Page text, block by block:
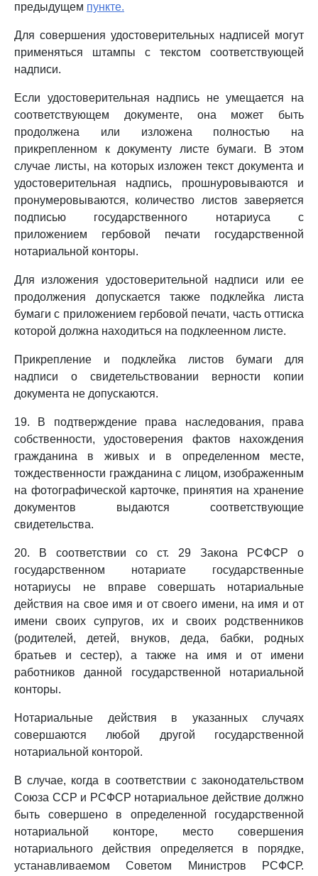
предыдущем пункте.
Для совершения удостоверительных надписей могут
применяться штампы с текстом соответствующей
надписи.
Если удостоверительная надпись не умещается на
соответствующем документе, она может быть
продолжена или изложена полностью на
прикрепленном к документу листе бумаги. В этом
случае листы, на которых изложен текст документа и
удостоверительная надпись, прошнуровываются и
пронумеровываются, количество листов заверяется
подписью государственного нотариуса с
приложением гербовой печати государственной
нотариальной конторы.
Для изложения удостоверительной надписи или ее
продолжения допускается также подклейка листа
бумаги с приложением гербовой печати, часть оттиска
которой должна находиться на подклеенном листе.
Прикрепление и подклейка листов бумаги для
надписи о свидетельствовании верности копии
документа не допускаются.
19. В подтверждение права наследования, права
собственности, удостоверения фактов нахождения
гражданина в живых и в определенном месте,
тождественности гражданина с лицом, изображенным
на фотографической карточке, принятия на хранение
документов выдаются соответствующие
свидетельства.
20. В соответствии со ст. 29 Закона РСФСР о
государственном нотариате государственные
нотариусы не вправе совершать нотариальные
действия на свое имя и от своего имени, на имя и от
имени своих супругов, их и своих родственников
(родителей, детей, внуков, деда, бабки, родных
братьев и сестер), а также на имя и от имени
работников данной государственной нотариальной
конторы.
Нотариальные действия в указанных случаях
совершаются любой другой государственной
нотариальной конторой.
В случае, когда в соответствии с законодательством
Союза ССР и РСФСР нотариальное действие должно
быть совершено в определенной государственной
нотариальной конторе, место совершения
нотариального действия определяется в порядке,
устанавливаемом Советом Министров РСФСР.